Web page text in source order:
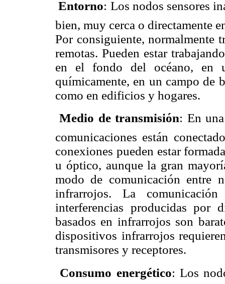
Entorno: Los nodos sensores
bien, muy cerca o directamente
Por consiguiente, normalmente
remotas. Pueden estar
en el fondo del océano, en
químicamente, en un campo de
como en edificios y hogares.
Medio de transmisión: En
comunicaciones están
conexiones pueden estar
u óptico, aunque la gran
modo de comunicación entre
infrarrojos. La
interferencias producidas por
basados en infrarrojos son
dispositivos infrarrojos
transmisores y receptores.
Consumo energético: Los